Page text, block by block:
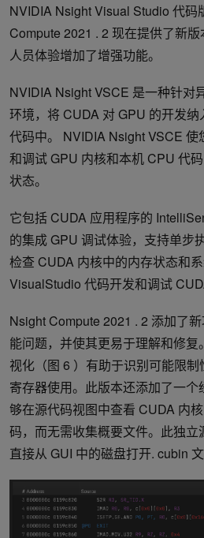
NVIDIA Nsight Visual Studio 代码
Compute 2021 . 2 现在提供了新
人员体验增加了增强功能。
NVIDIA Nsight VSCE 是一种针对
环境，将 CUDA 对 GPU 的开发
代码中。 NVIDIA Nsight VSCE
和调试 GPU 内核和本机 CPU 代
状态。
它包括 CUDA 应用程序的
的集成 GPU 调试体验，支持单步
检查 CUDA 内核中的内存状态和
VisualStudio 代码开发和调试
Nsight Compute 2021 . 2 添加了
能问题，并使其更易于理解和修
视化（图 6 ）有助于识别可能限
寄存器使用。此版本还添加了一
够在源代码视图中查看 CUDA 内
码，而无需收集概要文件。此独
直接从 GUI 中的磁盘打开. cubin